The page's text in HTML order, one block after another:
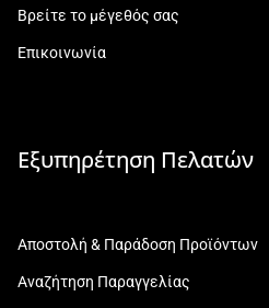
Βρείτε το μέγεθός σας
Επικοινωνία
Εξυπηρέτηση Πελατών
Αποστολή & Παράδοση Προϊόντων
Αναζήτηση Παραγγελίας